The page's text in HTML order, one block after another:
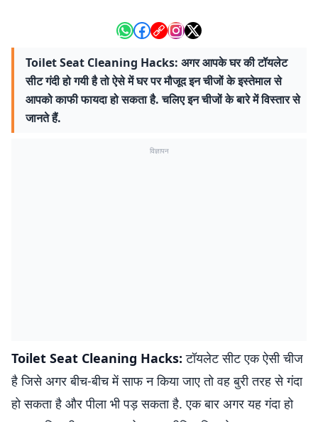
Toilet Seat Cleaning Hacks: अगर आपके घर की टॉयलेट
सीट गंदी हो गयी है तो ऐसे में घर पर मौजूद इन चीजों के इस्तेमाल से
आपको काफी फायदा हो सकता है. चलिए इन चीजों के बारे में विस्तार से
जानते हैं.
विज्ञापन
Toilet Seat Cleaning Hacks: टॉयलेट सीट एक ऐसी चीज
है जिसे अगर बीच-बीच में साफ न किया जाए तो वह बुरी तरह से गंदा
हो सकता है और पीला भी पड़ सकता है. एक बार अगर यह गंदा हो